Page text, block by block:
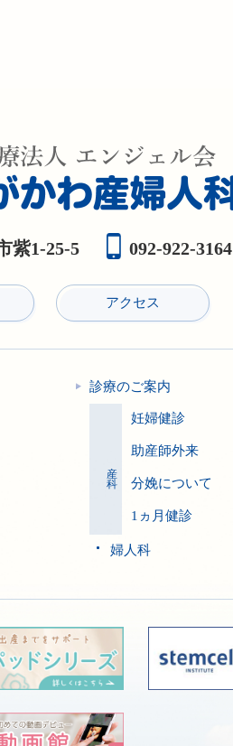
紫1-25-5 092-922-3164
アクセス
診療のご案内
産科
妊婦健診
助産師外来
分娩について
1ヵ月健診
婦人科